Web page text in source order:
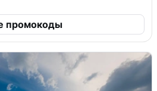
промокоды